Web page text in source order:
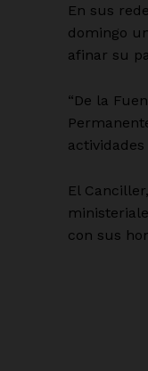
En sus
domingo
afinar su
“De la
El
con sus